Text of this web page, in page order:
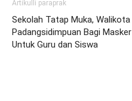
Artikulli paraprak
Sekolah Tatap Muka, Walikota
Padangsidimpuan Bagi Masker
Untuk Guru dan Siswa